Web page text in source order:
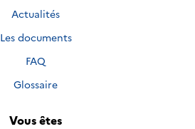
Actualités
Les documents
FAQ
Glossaire
Vous êtes